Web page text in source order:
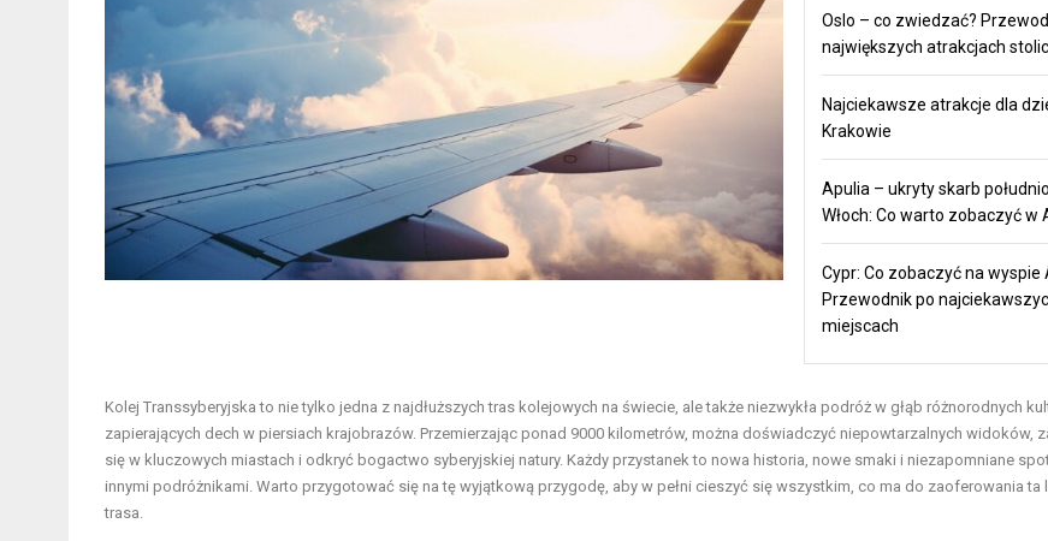
Oslo – co zwiedzać?
największych atrakcjach
Najciekawsze atrakcje dla
Krakowie
Apulia – ukryty skarb
Włoch: Co warto zobaczyć w
Cypr: Co zobaczyć na wyspie
Przewodnik po
miejscach
Kolej Transsyberyjska to nie tylko jedna z najdłuższych tras kolejowych na świecie, ale także niezwykła podróż w głąb różnorodnych
zapierających dech w piersiach krajobrazów. Przemierzając ponad 9000 kilometrów, można doświadczyć niepowtarzalnych widoków,
się w kluczowych miastach i odkryć bogactwo syberyjskiej natury. Każdy przystanek to nowa historia, nowe smaki i niezapomniane
innymi podróżnikami. Warto przygotować się na tę wyjątkową przygodę, aby w pełni cieszyć się wszystkim, co ma do zaoferowania ta
trasa.